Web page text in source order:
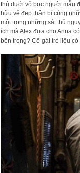
thủ dưới vỏ bọc người mẫu
hữu vẻ đẹp thần bí cùng
một trong những sát thủ
ích mà Alex đưa cho Anna
bên trong? Cô gái trẻ liệu